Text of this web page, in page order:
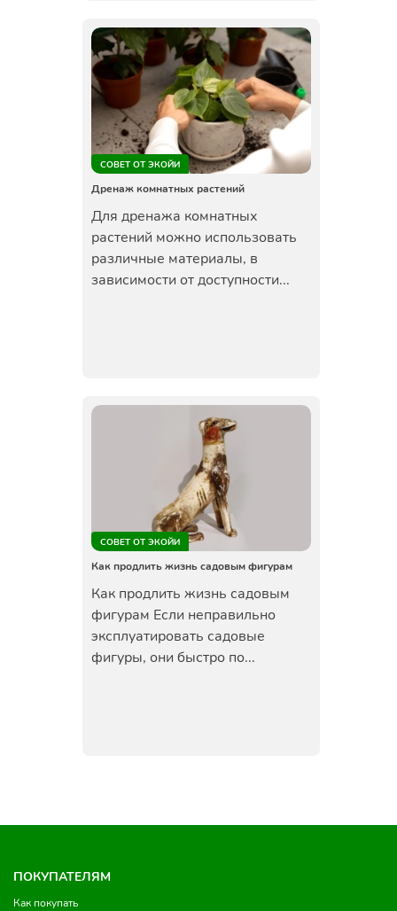
СОВЕТ ОТ ЭКОЙИ
Дренаж комнатных растений
Для дренажа комнатных
растений можно использовать
различные материалы, в
зависимости от доступности...
СОВЕТ ОТ ЭКОЙИ
Как продлить жизнь садовым фигурам
Как продлить жизнь садовым
фигурам Если неправильно
эксплуатировать садовые
фигуры, они быстро по...
ПОКУПАТЕЛЯМ
Как покупать